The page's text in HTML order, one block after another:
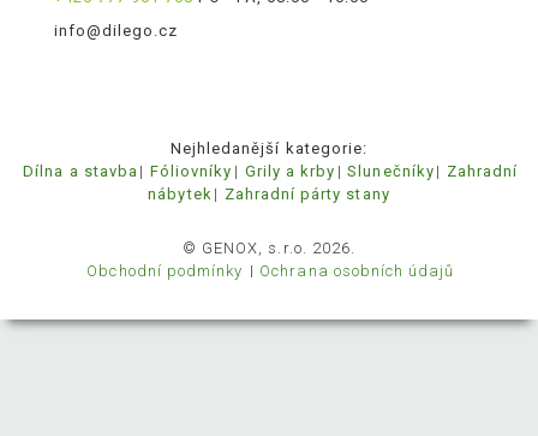
info@dilego.cz
Nejhledanější kategorie:
Dílna a stavba
Fóliovníky Grily a krby Slunečníky
Zahradní
nábytek
Zahradní párty stany
© GENOX, s.r.o. 2026.
Obchodní podmínky
Ochrana osobních údajů